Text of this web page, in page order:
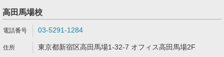
高田馬場校
03-5291-1284
東京都新宿区高田馬場1-32-7 オフィス高田馬場2F